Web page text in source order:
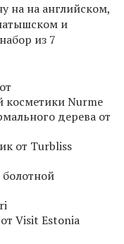
на на английском,
и
из 7
косметики Nurme
дерева от
от Turbliss
Visit Estonia